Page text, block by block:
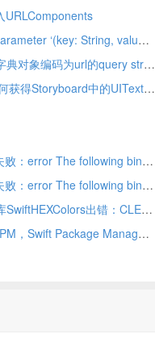
URLComponents
【已解决】swift出错：Closure tuple parameter ‘(key: String, value: Any)’ does not support destructuring with implicit parameters
【已解决】iOS的Swift中如何把JSON字典对象编码为url的query string
【已解决】iOS的项目中swift文件中如何获得Storyboard中的UITextField控件
【已解决】Xcode8的swift 3中链接库失败：error The following binaries use incompatible versions of Swift
【已解决】Xcode8的swift 3中链接库失败：error The following binaries use incompatible versions of Swift
【已解决】swift中用carthage update库SwiftHEXColors出错：CLEAN FAILED
【记录】尝试使用Swift的包管理器：SPM，Swift Package Manager